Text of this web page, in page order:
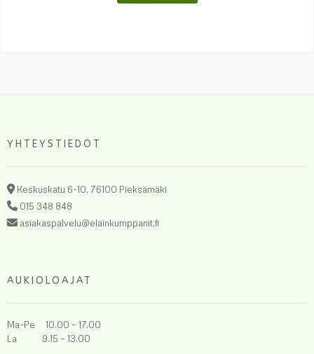
YHTEYSTIEDOT
Keskuskatu 6-10, 76100 Pieksämäki
015 348 848
asiakaspalvelu@elainkumppanit.fi
AUKIOLOAJAT
Ma-Pe 10.00 – 17.00
La 9.15 – 13.00